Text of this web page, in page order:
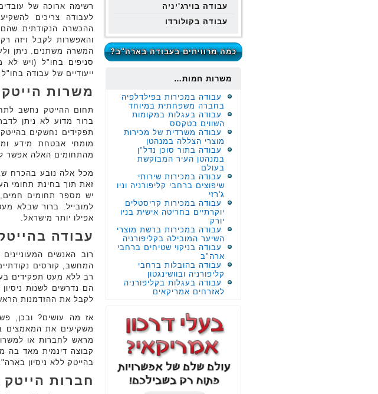
עבודה בוירג'יניה
עבודה בקולורדו
כמה מרוויחים בעבודה בארה"ב?
משרות חמות…
עבודה במכירות בפילדלפיה
בחברה משפחתית במיוחד
עבודה בעגלות במקומות
השווים בטקסס
עבודה משרדית של מכירות
מוצרי הצללה במנהטן
עבודה בתור סוכן נדל"ן
במנהטן העיר המבוקשת
בעולם
עבודה במכירות שירותי
שיפוצים ברחבי קליפורניה וניו
ג'רזי
עבודה במכירות קריסטלים
יוקרתיים בחריטה אישית בניו
יורק
עבודה במכירות ברשת מוצרי
השיער המובילה בקליפורניה
עבודה בניקוי שטיחים ברחבי
ארה"ב
עבודה בהובלות ברחבי
קליפורניה ובוושינגטון
עבודה בעגלות בקליפורניה
לאזרחים אמריקאים
רשימה ארוכה של
לעבודה צריכים
ההכשרה הנקודתית שהם
והאפשרות לקבל ויזה
המשרה משתנים. ניתן
סניפים בחו"ל (ויש
ייעודיים של עבודה
משרות
תחום ההייטק נחשב
ברור מדוע לא ניתן
תפקידים נחשקים
מהתחומים האלה אפשר
מכל אלה נובע בהכרח
זאת תוך בחינת תחומי
יש מספר תחומים חמים,
למובייל. ברור שבלא
אפילו יותר מישראל.
עבודה
רוב האנשים
המחשב, קורסים
רב ללא מעט תפקידים
הם נדרשים לשנות
לקבל את ההזדמנות
אז מה עושים? ובכן,
משקיעים את המאמצים
מראש לחברות או
קבוצה דינמית מאד בה
בהייטק ללא ניסיון
חברות